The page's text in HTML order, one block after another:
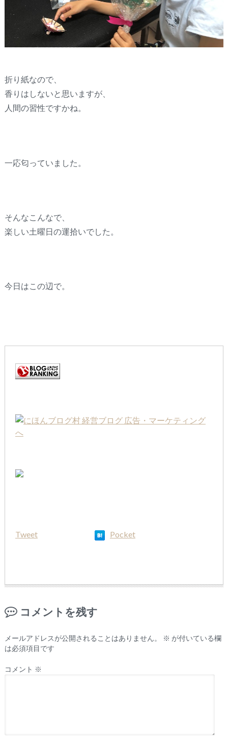
折り紙なので、
香りはしないと思いますが、
人間の習性ですかね。
一応匂っていました。
そんなこんなで、
楽しい土曜日の運拾いでした。
今日はこの辺で。
Tweet Pocket
コメントを残す
メールアドレスが公開されることはありません。 ※ が付いている欄
は必須項目です
コメント ※